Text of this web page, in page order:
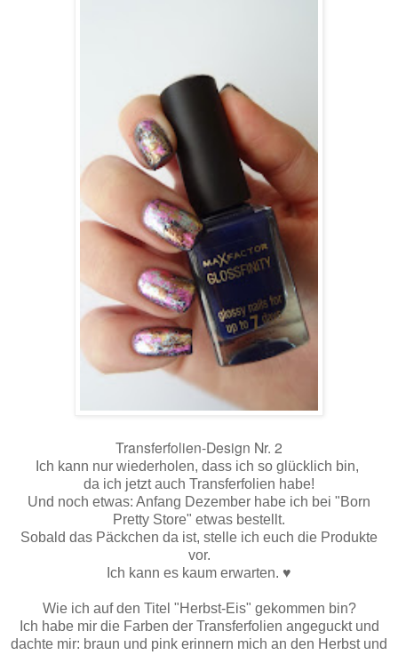
Transferfolien-Design Nr. 2
Ich kann nur wiederholen, dass ich so glücklich bin,
da ich jetzt auch Transferfolien habe!
Und noch etwas: Anfang Dezember habe ich bei "Born
Pretty Store" etwas bestellt.
Sobald das Päckchen da ist, stelle ich euch die Produkte
vor.
Ich kann es kaum erwarten. ♥
Wie ich auf den Titel "Herbst-Eis" gekommen bin?
Ich habe mir die Farben der Transferfolien angeguckt und
dachte mir: braun und pink erinnern mich an den Herbst und